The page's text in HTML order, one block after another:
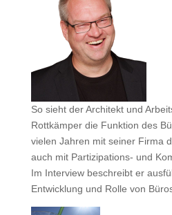
So sieht der Architekt und
Rottkämper die Funktion des
vielen Jahren mit seiner Firma
auch mit Partizipations- und
Im Interview beschreibt er
Entwicklung und Rolle von